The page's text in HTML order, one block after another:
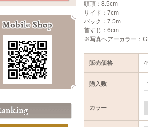
頭頂：8.5cm
サイド：7cm
バック：7.5m
首すじ：6cm
※写真ヘアーカラー：
販売価格
購入数
カラー